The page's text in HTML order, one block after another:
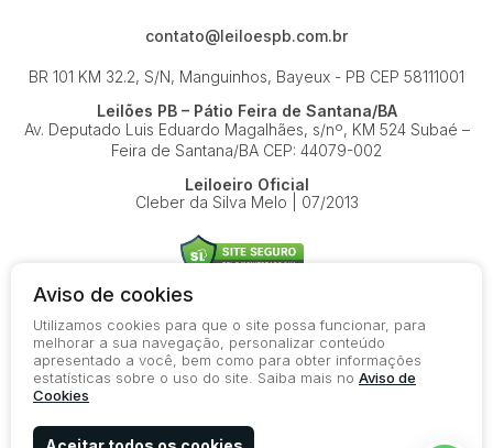
contato@leiloespb.com.br
BR 101 KM 32.2, S/N, Manguinhos, Bayeux - PB CEP 58111001
Leilões PB – Pátio Feira de Santana/BA
Av. Deputado Luis Eduardo Magalhães, s/nº, KM 524Subaé –
Feira de Santana/BA CEP: 44079-002
Leiloeiro Oficial
Cleber da Silva Melo | 07/2013
© 2026-present - Todos os direitos reservados
Política de Privacidade
Termos de Uso
Aviso de cookies
Utilizamos cookies para que o site possa funcionar, para
melhorar a sua navegação, personalizar conteúdo
apresentado a você, bem como para obter informações
estatísticas sobre o uso do site. Saiba mais no Aviso de
Cookies